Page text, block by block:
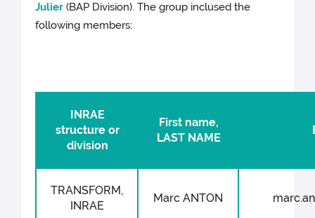
Julier (BAP Division). The group inclused the
following members:
INRAE
structure or
division
First name,
LAST NAME
TRANSFORM,
INRAE
Marc ANTON